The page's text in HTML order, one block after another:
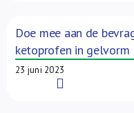
Doe mee aan de
ketoprofen in gelvorm
23 juni 2023